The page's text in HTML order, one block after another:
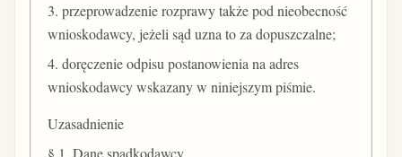
3. przeprowadzenie rozprawy także pod nieobecność
wnioskodawcy, jeżeli sąd uzna to za dopuszczalne;
4. doręczenie odpisu postanowienia na adres
wnioskodawcy wskazany w niniejszym piśmie.
Uzasadnienie
§ 1. Dane spadkodawcy